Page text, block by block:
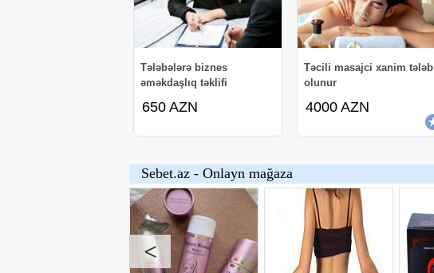
Tələbələrə biznes
əməkdaşlıq təklifi
650 AZN
Təcili masajci xanim tələb
olunur
4000 AZN